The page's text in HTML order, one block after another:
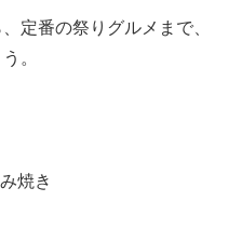
定番の祭りグルメまで、
。
焼き